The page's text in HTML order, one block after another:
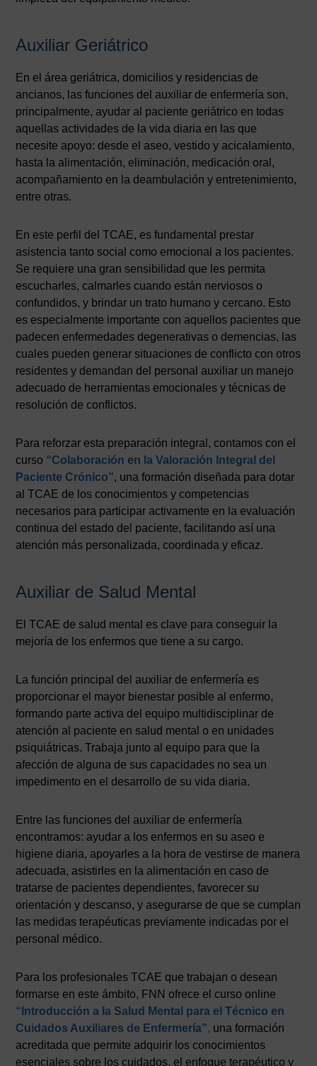
Auxiliar Geriátrico
En el área geriátrica, domicilios y residencias de
ancianos, las funciones del auxiliar de enfermería son,
principalmente, ayudar al paciente geriátrico en todas
aquellas actividades de la vida diaria en las que
necesite apoyo: desde el aseo, vestido y acicalamiento,
hasta la alimentación, eliminación, medicación oral,
acompañamiento en la deambulación y entretenimiento,
entre otras.
En este perfil del TCAE, es fundamental prestar
asistencia tanto social como emocional a los pacientes.
Se requiere una gran sensibilidad que les permita
escucharles, calmarles cuando están nerviosos o
confundidos, y brindar un trato humano y cercano. Esto
es especialmente importante con aquellos pacientes que
padecen enfermedades degenerativas o demencias, las
cuales pueden generar situaciones de conflicto con otros
residentes y demandan del personal auxiliar un manejo
adecuado de herramientas emocionales y técnicas de
resolución de conflictos.
Para reforzar esta preparación integral, contamos con el
curso “Colaboración en la Valoración Integral del
Paciente Crónico”, una formación diseñada para dotar
al TCAE de los conocimientos y competencias
necesarios para participar activamente en la evaluación
continua del estado del paciente, facilitando así una
atención más personalizada, coordinada y eficaz.
Auxiliar de Salud Mental
El TCAE de salud mental es clave para conseguir la
mejoría de los enfermos que tiene a su cargo.
La función principal del auxiliar de enfermería es
proporcionar el mayor bienestar posible al enfermo,
formando parte activa del equipo multidisciplinar de
atención al paciente en salud mental o en unidades
psiquiátricas. Trabaja junto al equipo para que la
afección de alguna de sus capacidades no sea un
impedimento en el desarrollo de su vida diaria.
Entre las funciones del auxiliar de enfermería
encontramos: ayudar a los enfermos en su aseo e
higiene diaria, apoyarles a la hora de vestirse de manera
adecuada, asistirles en la alimentación en caso de
tratarse de pacientes dependientes, favorecer su
orientación y descanso, y asegurarse de que se cumplan
las medidas terapéuticas previamente indicadas por el
personal médico.
Para los profesionales TCAE que trabajan o desean
formarse en este ámbito, FNN ofrece el curso online
“Introducción a la Salud Mental para el Técnico en
Cuidados Auxiliares de Enfermería”, una formación
acreditada que permite adquirir los conocimientos
esenciales sobre los cuidados, el enfoque terapéutico y